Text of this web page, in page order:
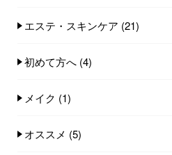
エステ・スキンケア (21)
初めて方へ (4)
メイク (1)
オススメ (5)